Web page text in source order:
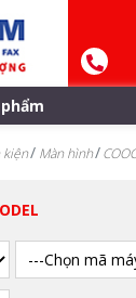
kiện Màn hình